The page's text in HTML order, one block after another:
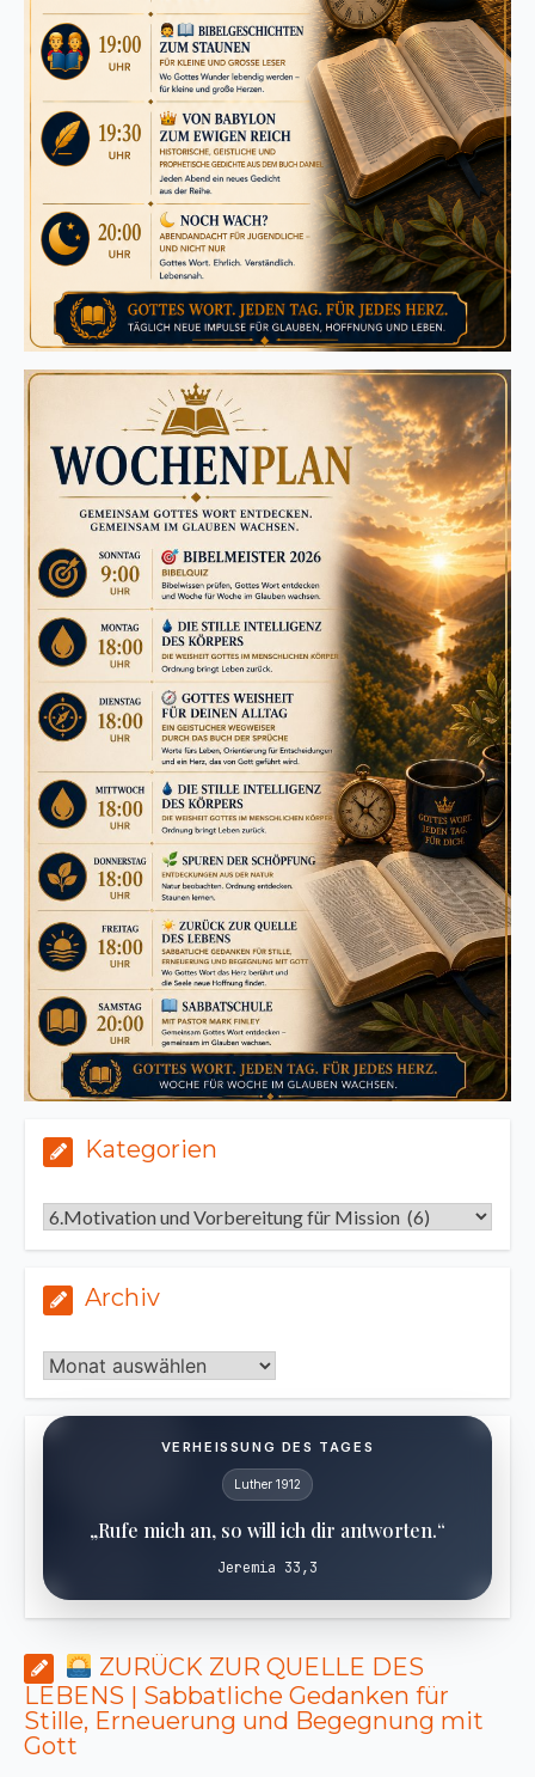
Kategorien
Kategorien
Archiv
Archiv
VERHEISSUNG DES TAGES
Luther 1912
„Rufe mich an, so will ich dir antworten.“
Jeremia 33,3
ZURÜCK ZUR QUELLE DES
LEBENS | Sabbatliche Gedanken für
Stille, Erneuerung und Begegnung mit
Gott